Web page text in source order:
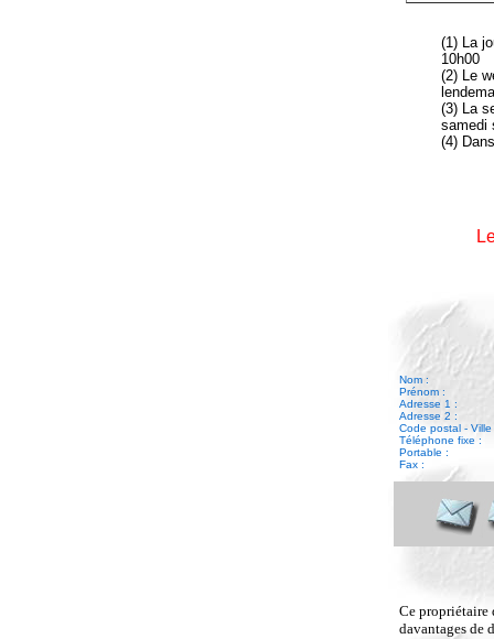
(1) La
10h00
(2) Le
(3) La
samedi
(4)
Nom :
Prénom :
Adresse 1 :
Adresse 2 :
Code postal - Ville
Téléphone fixe :
Portable :
Fax :
Ce propriétaire
davantages de